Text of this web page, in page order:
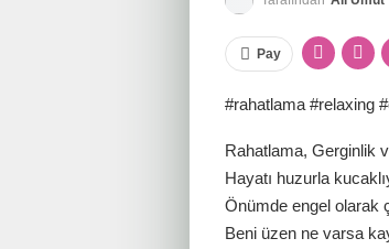
Pay
#rahatlama #relaxing
Rahatlama, Gerginlik
Hayatı huzurla
Önümde engel olarak
Beni üzen ne varsa